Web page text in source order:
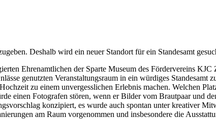
Deshalb wird ein neuer Standort für ein Standesamt
Ehrenamtlichen der Sparte Museum des Fördervereins
genutzten Veranstaltungsraum in ein würdiges Standesamt
zu einem unvergesslichen Erlebnis machen. Welchen
einen Fotografen stören, wenn er Bilder vom Brautpaar und
konzipiert, es wurde auch spontan unter kreativer
am Raum vorgenommen und insbesondere die